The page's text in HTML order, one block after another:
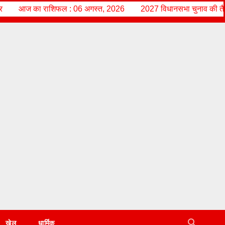
2026 2027 विधानसभा चुनाव की तैयारी में जुटे राज्य आंदोलनकारी
खेल धार्मिक